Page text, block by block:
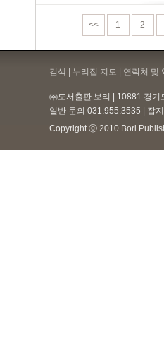
<< 1 2
검색 | 누리집 지도 | 연락처 및
㈜도서출판 보리 | 10881 경
일반 문의 031.955.3535 | 잡
Copyright ⓒ 2010 Bori